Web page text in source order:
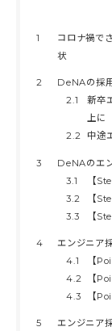
1
コロナ禍で
状
2
DeNAの採
2.1
新卒
上に
2.2
中途
3
DeNAのエ
3.1
【
3.2
【
3.3
【
4
エンジニア
4.1
【
4.2
【
4.3
【
5 エンジニア